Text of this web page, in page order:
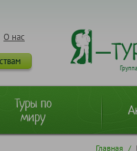
О нас
Туры по
миру
Главная /